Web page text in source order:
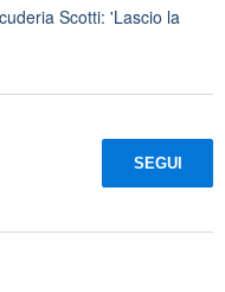
Scotti: 'Lascio la
SEGUI